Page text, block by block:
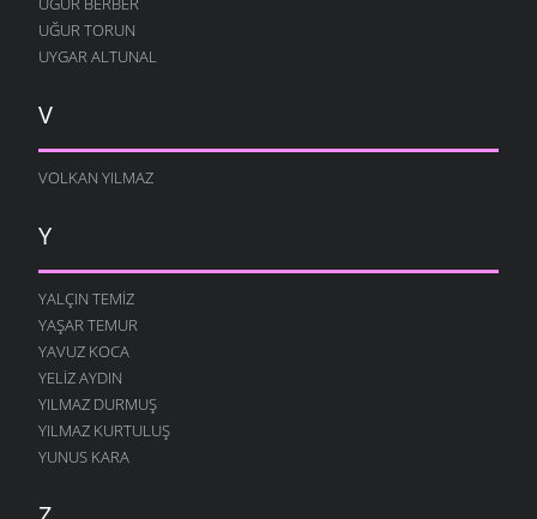
UĞUR TORUN
UYGAR ALTUNAL
V
VOLKAN YILMAZ
Y
YALÇIN TEMIZ
YAŞAR TEMUR
YAVUZ KOCA
YELIZ AYDIN
YILMAZ DURMUŞ
YILMAZ KURTULUŞ
YUNUS KARA